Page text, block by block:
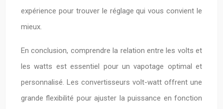
expérience pour trouver le réglage qui vous convient le
mieux.
En conclusion, comprendre la relation entre les volts et
les watts est essentiel pour un vapotage optimal et
personnalisé. Les convertisseurs volt-watt offrent une
grande flexibilité pour ajuster la puissance en fonction